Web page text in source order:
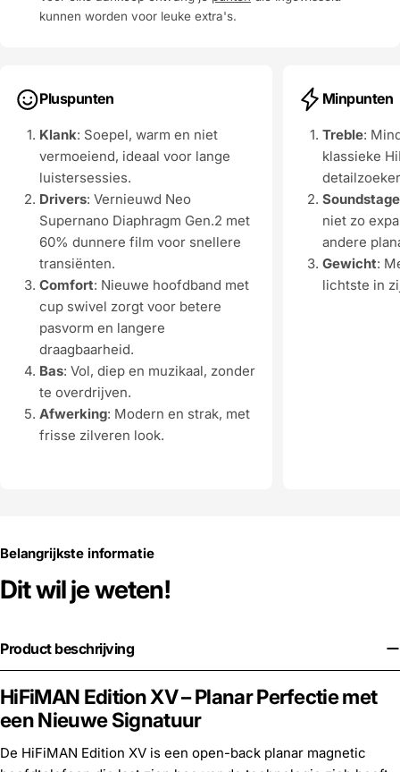
kunnen worden voor leuke extra's.
Pluspunten
Klank: Soepel, warm en niet
vermoeiend, ideaal voor lange
luistersessies.
Drivers: Vernieuwd Neo
Supernano Diaphragm Gen.2 met
60% dunnere film voor snellere
transiënten.
Comfort: Nieuwe hoofdband met
cup swivel zorgt voor betere
pasvorm en langere
draagbaarheid.
Bas: Vol, diep en muzikaal, zonder
te overdrijven.
Afwerking: Modern en strak, met
frisse zilveren look.
Minpunten
Treble:
klassieke
Soundstage
niet zo
andere
Gewicht:
lichtste in
Belangrijkste informatie
Dit wil je weten!
Product beschrijving
HiFiMAN Edition XV – Planar Perfectie met
een Nieuwe Signatuur
De HiFiMAN Edition XV is een open-back planar magnetic